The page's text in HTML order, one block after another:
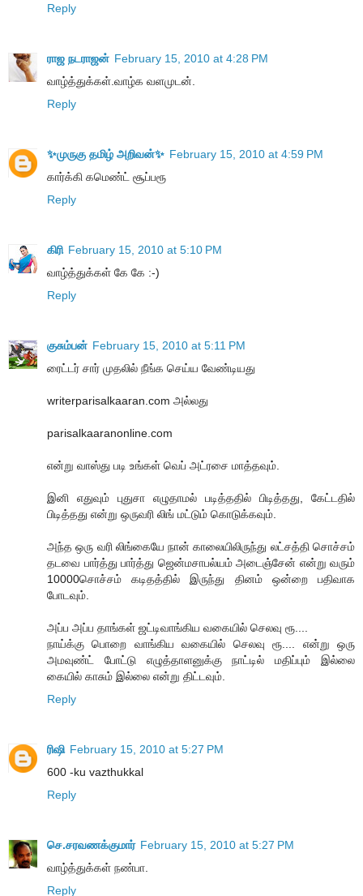
Reply
ராஜ நடராஜன் February 15, 2010 at 4:28 PM
வாழ்த்துக்கள்.வாழ்க வளமுடன்.
Reply
✨முருகு தமிழ் அறிவன்✨ February 15, 2010 at 4:59 PM
கார்க்கி கமெண்ட் சூப்பரூ
Reply
கிரி February 15, 2010 at 5:10 PM
வாழ்த்துக்கள் கே கே :-)
Reply
குசும்பன் February 15, 2010 at 5:11 PM
ரைட்டர் சார் முதலில் நீங்க செய்ய வேண்டியது
writerparisalkaaran.com அல்லது
parisalkaaranonline.com
என்று வாஸ்து படி உங்கள் வெப் அட்ரசை மாத்தவும்.
இனி எதுவும் புதுசா எழுதாமல் படித்ததில் பிடித்தது, கேட்டதில்
பிடித்தது என்று ஒருவரி லிங் மட்டும் கொடுக்கவும்.
அந்த ஒரு வரி லிங்கையே நான் காலையிலிருந்து லட்சத்தி சொச்சம்
தடவை பார்த்து பார்த்து ஜென்மசாபல்யம் அடைஞ்சேன் என்று வரும்
10000சொச்சம் கடிதத்தில் இருந்து தினம் ஒன்றை பதிவாக
போடவும்.
அப்ப அப்ப தாங்கள் ஜட்டிவாங்கிய வகையில் செலவு ரூ....
நாய்க்கு பொறை வாங்கிய வகையில் செலவு ரூ.... என்று ஒரு
அமவுண்ட் போட்டு எழுத்தாளனுக்கு நாட்டில் மதிப்பும் இல்லை
கையில் காசும் இல்லை என்று திட்டவும்.
Reply
ரிஷி February 15, 2010 at 5:27 PM
600 -ku vazthukkal
Reply
செ.சரவணக்குமார் February 15, 2010 at 5:27 PM
வாழ்த்துக்கள் நண்பா.
Reply